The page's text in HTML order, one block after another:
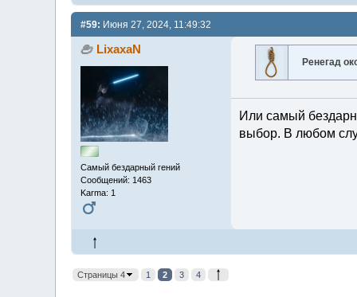
#59: Июня 27, 2024, 11:49:32
LixaxaN
Самый бездарный гений
Сообщений: 1463
Karma: 1
Ренегад
Или самый
выбор. В любом
Страницы 4 1 2 3 4